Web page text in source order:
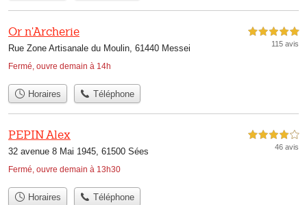
Or n'Archerie
Rue Zone Artisanale du Moulin, 61440 Messei
Fermé, ouvre demain à 14h
5,0 étoiles sur 5
115 avis
Horaires Téléphone
PEPIN Alex
32 avenue 8 Mai 1945, 61500 Sées
Fermé, ouvre demain à 13h30
4,0 étoiles sur 5
46 avis
Horaires Téléphone